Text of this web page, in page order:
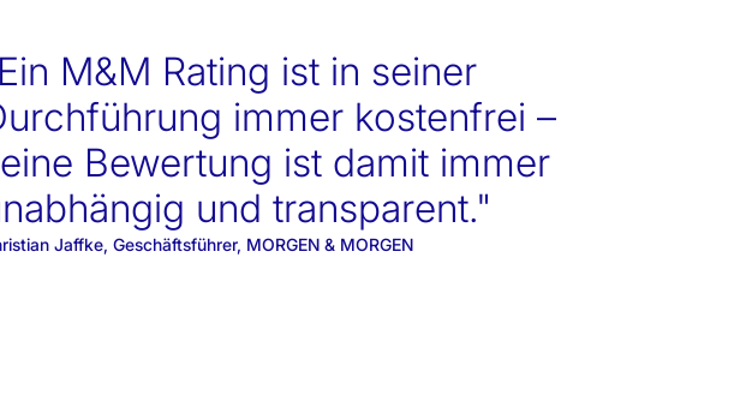
M&M Rating ist in seiner
immer kostenfrei –
Bewertung ist damit immer
und transparent."
Jaffke, Geschäftsführer, MORGEN & MORGEN